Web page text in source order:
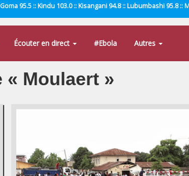
95.5 :: Kindu 103.0 :: Kisangani 94.8 :: Lubumbashi 95.8
Écouter en direct #Ebola Autres
Moulaert »